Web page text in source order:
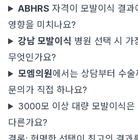
ABHRS 자격이 모발이식 결과
영향을 미치나요?
강남 모발이식 병원 선택 시 가
무엇인가요?
모엠의원에서는 상담부터 수
문의가 직접 하나요?
3000모 이상 대량 모발이식은
다른가요?